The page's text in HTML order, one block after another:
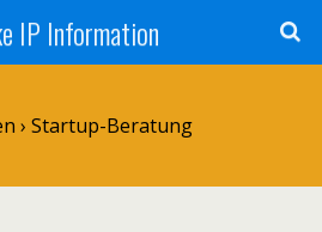
IP Information
› Startup-Beratung